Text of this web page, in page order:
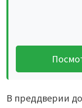
В преддверии